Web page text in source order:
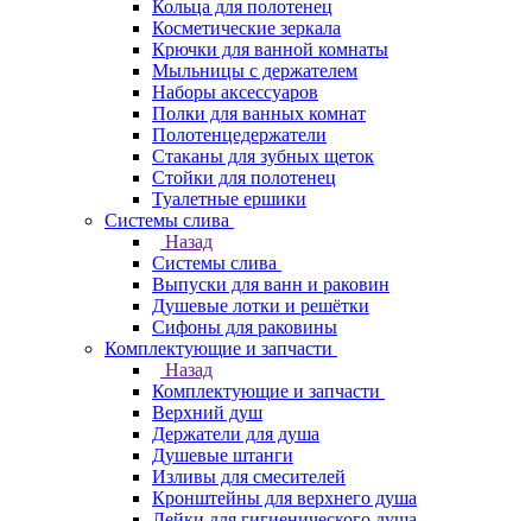
Кольца для полотенец
Косметические зеркала
Крючки для ванной комнаты
Мыльницы с держателем
Наборы аксессуаров
Полки для ванных комнат
Полотенцедержатели
Стаканы для зубных щеток
Стойки для полотенец
Туалетные ершики
Системы слива
Назад
Системы слива
Выпуски для ванн и раковин
Душевые лотки и решётки
Сифоны для раковины
Комплектующие и запчасти
Назад
Комплектующие и запчасти
Верхний душ
Держатели для душа
Душевые штанги
Изливы для смесителей
Кронштейны для верхнего душа